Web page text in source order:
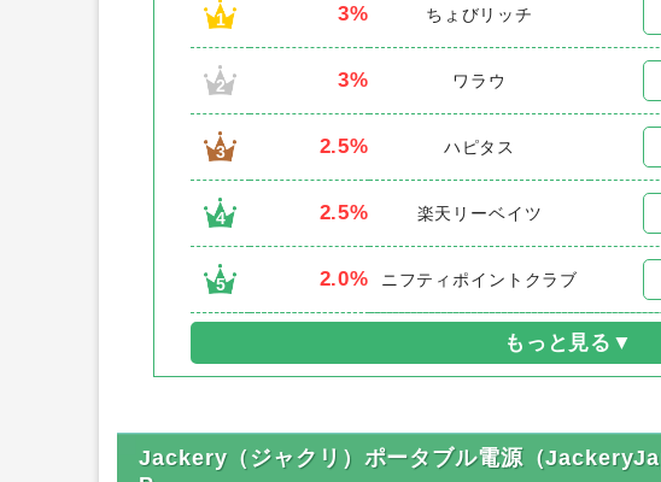
1 3% ちょびリッチ
2 3% ワラウ
3 2.5% ハピタス
4 2.5% 楽天リーベイツ
5 2.0% ニフティポイントクラブ